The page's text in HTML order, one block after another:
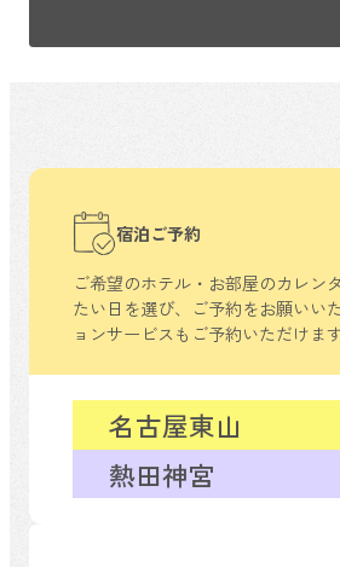
宿泊ご予約
ご希望のホテル・お部屋のカレン
たい日を選び、ご予約をお願いい
ョンサービスもご予約いただけます
熱田神宮
名古屋東山